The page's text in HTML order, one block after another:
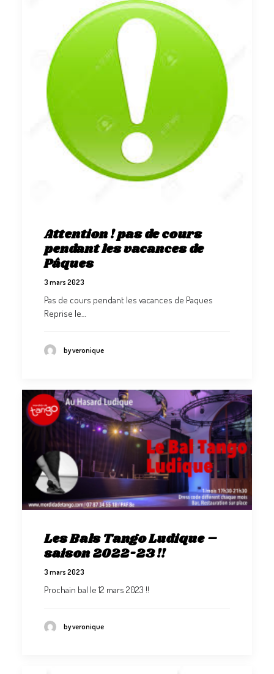
Attention ! pas de cours
pendant les vacances de
Pâques
3 mars 2023
Pas de cours pendant les vacances de Paques
Reprise le…
by veronique
Les Bals Tango Ludique –
saison 2022-23 !!
3 mars 2023
Prochain bal le 12 mars 2023 !!
by veronique